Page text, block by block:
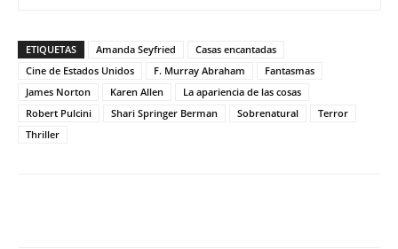
ETIQUETAS Amanda Seyfried
Casas encantadas
Cine de Estados Unidos
F. Murray Abraham
Fantasmas
James Norton
Karen Allen
La apariencia de las cosas
Robert Pulcini
Shari Springer Berman Sobrenatural
Terror
Thriller